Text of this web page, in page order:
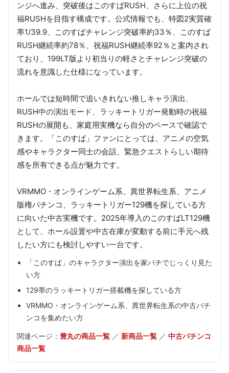
ンジへ進み、突破後はこのすばRUSH、さらに上位の祝
福RUSHを目指す構成です。公式情報でも、特図2実質確
率1/39.9、このすばチャレンジ突破率約33％、このすば
RUSH継続率約78％、祝福RUSH継続率92％と案内され
ており、199LT版より初当りの軽さとチャレンジ突破の
流れを意識した仕様になっています。
ホールでは短時間で追いきれない推しキャラ演出、
RUSH中の演出モード、ラッキートリガー発動時の祝福
RUSHの展開も、家庭用実機なら自分のペースで確認で
きます。「このすば」ファンにとっては、アニメの空気
感やキャラクター同士の会話、緊急クエストらしい期待
感を所有できる点が魅力です。
VRMMO・オンラインゲーム系、異世界転生系、アニメ
版権パチンコ、ラッキートリガー129機を探している方
に向いた中古実機です。2025年導入のこのすばLT129機
として、ホール設置や中古在庫が変動する前に手元へ残
したい方にも検討しやすい一台です。
「このすば」のキャラクター演出を家パチでじっくり見た
い方
129帯のラッキートリガー搭載機を探している方
VRMMO・オンラインゲーム系、異世界転生系の中古パチ
ンコを集めたい方
関連ページ： 豊丸の商品一覧 ／ 新商品一覧 ／ 中古パチンコ
商品一覧